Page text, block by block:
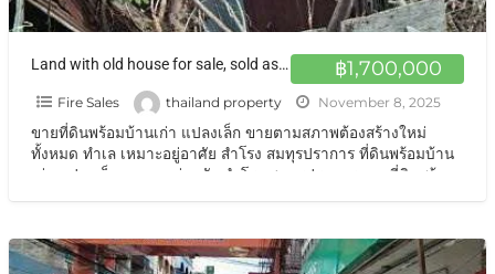
฿1,700,000
Land with old house for sale, sold as-is, in Soi Wat Dan Samrong, Sukhumvit 113 ขายที่ดินพร้อมบ้านเก่า แปลงเล็ก ขายตามสภาพ สมทุรปราการ
Fire Sales thailand property November 8, 2025
ขายที่ดินพร้อมบ้านเก่า แปลงเล็ก ขายตามสภาพต้องสร้างใหม่
ทั้งหมด ทำเล เหมาะอยู่อาศัย สำโรง สมทุรปราการ ที่ดินพร้อมบ้าน
เก่า แปลงเล็ก เหมาะอยู่อาศัย สำโรง สมทุรปราการ ขายที่ดินพร้อม
วา[…]